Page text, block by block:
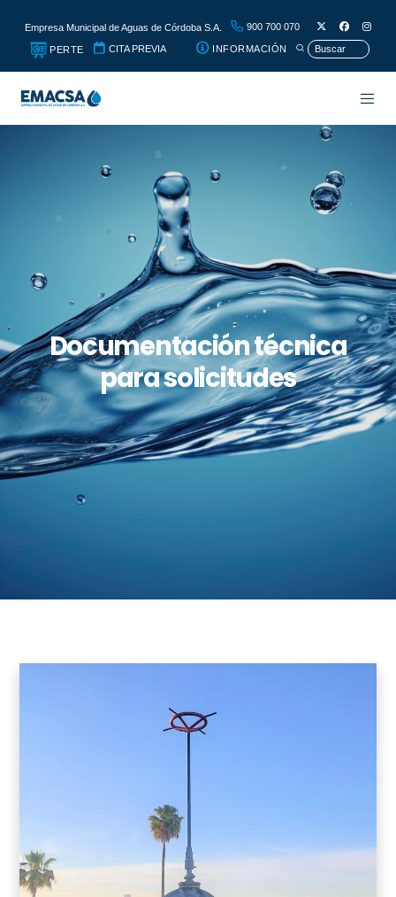
Empresa Municipal de Aguas de Córdoba S.A. 900 700 070
PERTE CITA PREVIA INFORMACIÓN
Documentación técnica
para solicitudes